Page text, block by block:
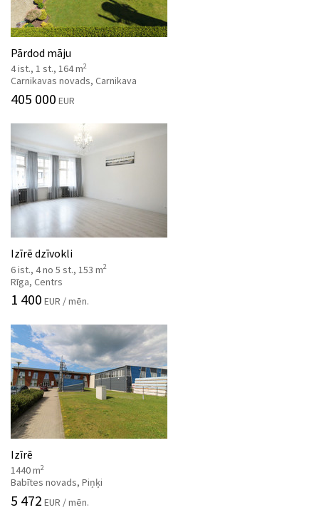
Pārdod māju
4 ist., 1 st., 164 m2
Carnikavas novads, Carnikava
405 000 EUR
Izīrē dzīvokli
6 ist., 4 no 5 st., 153 m2
Rīga, Centrs
1 400 EUR / mēn.
Izīrē
1440 m2
Babītes novads, Piņķi
5 472 EUR / mēn.